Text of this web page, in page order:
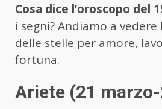
Cosa dice l’oroscopo del
i segni? Andiamo a
delle stelle per amore,
fortuna.
Ariete (21